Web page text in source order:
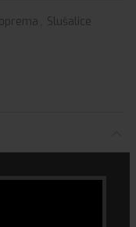
, Slušalice